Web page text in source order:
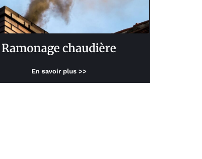
Ramonage chaudière
En savoir plus >>